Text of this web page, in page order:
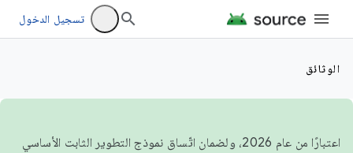
تسجيل الدخول
الوثائق
اعتبارًا من عام 2026، ولضمان اتّساق نموذج التطوير الثابت الأساسي